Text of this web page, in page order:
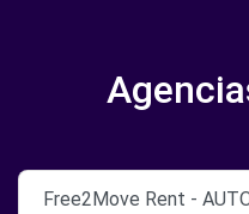
Free2Move Rent -